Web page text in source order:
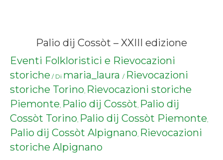
Palio dij Cossòt – XXIII edizione
Eventi Folkloristici e Rievocazioni
storiche / Di maria_laura / Rievocazioni
storiche Torino, Rievocazioni storiche
Piemonte, Palio dij Cossòt, Palio dij
Cossòt Torino, Palio dij Cossòt Piemonte,
Palio dij Cossòt Alpignano, Rievocazioni
storiche Alpignano